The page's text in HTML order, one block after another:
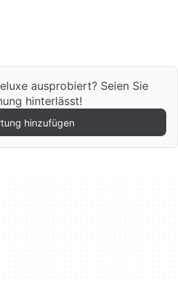
ausprobiert? Seien Sie
hinterlässt!
hinzufügen